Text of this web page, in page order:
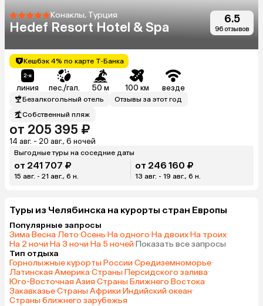
Конаклы, Турция
Hedef Resort Hotel & Spa
6.5
96 отзывов
Кешбэк 4% по карте Т-Банка
линия пес./гал. 50 м 100 км везде
Безалкогольный отель
Отзывы за этот год
Собственный пляж
от 205 395 ₽
14 авг. - 20 авг., 6 ночей
Выгодные туры на соседние даты
от 241 707 ₽
15 авг. - 21 авг., 6 н.
от 246 160 ₽
13 авг. - 19 авг., 6 н.
Туры из Челябинска на курорты cтран Европы
Популярные запросы
Зима·Весна·Лето·Осень·На одного·На двоих·На троих·
На 2 ночи·На 3 ночи·На 5 ночей·Показать все запросы
Тип отдыха
Горнолыжные курорты России·Средиземноморье·
Латинская Америка·Страны Персидского залива·
Юго-Восточная Азия·Страны Ближнего Востока·
Закавказье·Страны Африки·Индийский океан·
Страны ближнего зарубежья